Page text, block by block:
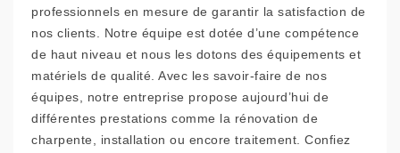
professionnels en mesure de garantir la satisfaction de
nos clients. Notre équipe est dotée d’une compétence
de haut niveau et nous les dotons des équipements et
matériels de qualité. Avec les savoir-faire de nos
équipes, notre entreprise propose aujourd’hui de
différentes prestations comme la rénovation de
charpente, installation ou encore traitement. Confiez